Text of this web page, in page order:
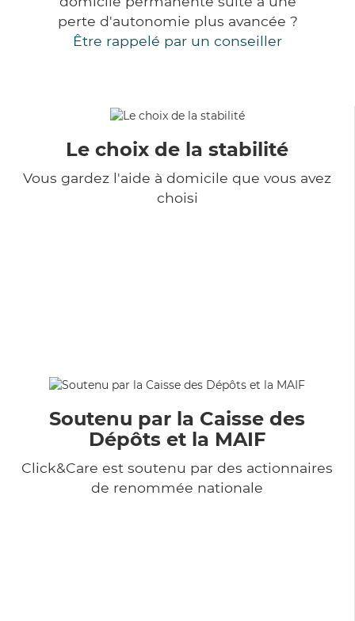
perte d'autonomie plus avancée ?
Être rappelé par un conseiller
Le choix de la stabilité
Vous gardez l'aide à domicile que vous avez
choisi
Soutenu par la Caisse des
Dépôts et la MAIF
Click&Care est soutenu par des actionnaires
de renommée nationale